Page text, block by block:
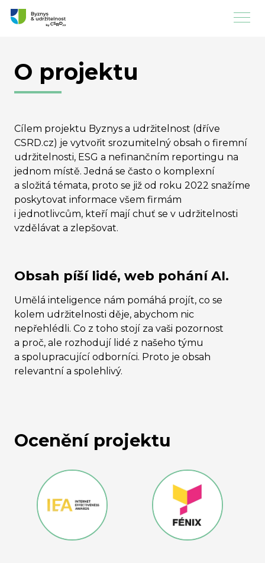
O projektu
Cílem projektu Byznys a udržitelnost (dříve
CSRD.cz) je vytvořit srozumitelný obsah o firemní
udržitelnosti, ESG a nefinančním reportingu na
jednom místě. Jedná se často o komplexní
a složitá témata, proto se již od roku 2022 snažíme
poskytovat informace všem firmám
i jednotlivcům, kteří mají chuť se v udržitelnosti
vzdělávat a zlepšovat.
Obsah píší lidé, web pohání AI.
Umělá inteligence nám pomáhá projít, co se
kolem udržitelnosti děje, abychom nic
nepřehlédli. Co z toho stojí za vaši pozornost
a proč, ale rozhodují lidé z našeho týmu
a spolupracující odborníci. Proto je obsah
relevantní a spolehlivý.
Ocenění projektu